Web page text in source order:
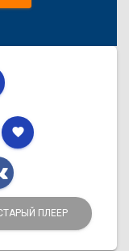
favorite
ПЛЕЕР